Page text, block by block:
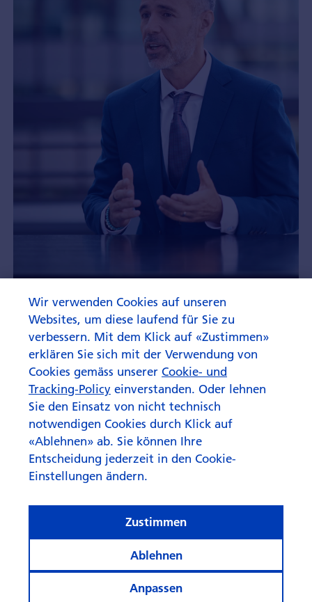
«Aktives Asset Management
schafft Mehrwert»
Wir verwenden Cookies auf unseren
Websites, um diese laufend für Sie zu
verbessern. Mit dem Klick auf «Zustimmen»
erklären Sie sich mit der Verwendung von
Cookies gemäss unserer Cookie- und
Tracking-Policy einverstanden. Oder lehnen
Sie den Einsatz von nicht technisch
notwendigen Cookies durch Klick auf
«Ablehnen» ab. Sie können Ihre
Entscheidung jederzeit in den Cookie-
Einstellungen ändern.
Anpassen
Ablehnen
Zustimmen